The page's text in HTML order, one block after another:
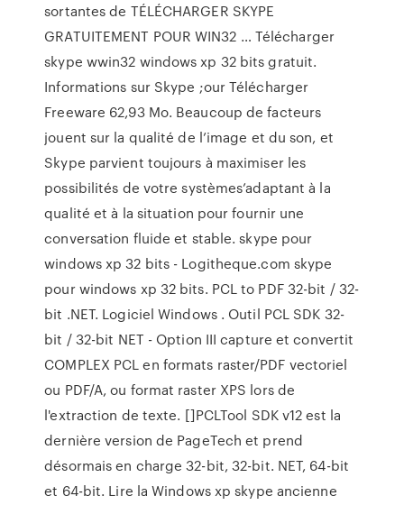
sortantes de TÉLÉCHARGER SKYPE
GRATUITEMENT POUR WIN32 … Télécharger
skype wwin32 windows xp 32 bits gratuit.
Informations sur Skype ;our Télécharger
Freeware 62,93 Mo. Beaucoup de facteurs
jouent sur la qualité de l’image et du son, et
Skype parvient toujours à maximiser les
possibilités de votre systèmes’adaptant à la
qualité et à la situation pour fournir une
conversation fluide et stable. skype pour
windows xp 32 bits - Logitheque.com skype
pour windows xp 32 bits. PCL to PDF 32-bit / 32-
bit .NET. Logiciel Windows . Outil PCL SDK 32-
bit / 32-bit NET - Option III capture et convertit
COMPLEX PCL en formats raster/PDF vectoriel
ou PDF/A, ou format raster XPS lors de
l'extraction de texte. []PCLTool SDK v12 est la
dernière version de PageTech et prend
désormais en charge 32-bit, 32-bit. NET, 64-bit
et 64-bit. Lire la Windows xp skype ancienne